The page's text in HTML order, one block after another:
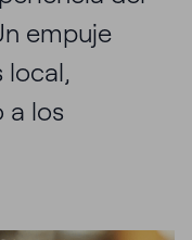
empuje
local,
a los